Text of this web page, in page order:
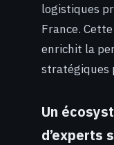
logistiques
France.
enrichit la
stratégiques
Un
d’experts